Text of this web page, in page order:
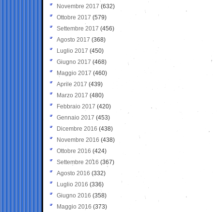
Novembre 2017 (632)
Ottobre 2017 (579)
Settembre 2017 (456)
Agosto 2017 (368)
Luglio 2017 (450)
Giugno 2017 (468)
Maggio 2017 (460)
Aprile 2017 (439)
Marzo 2017 (480)
Febbraio 2017 (420)
Gennaio 2017 (453)
Dicembre 2016 (438)
Novembre 2016 (438)
Ottobre 2016 (424)
Settembre 2016 (367)
Agosto 2016 (332)
Luglio 2016 (336)
Giugno 2016 (358)
Maggio 2016 (373)